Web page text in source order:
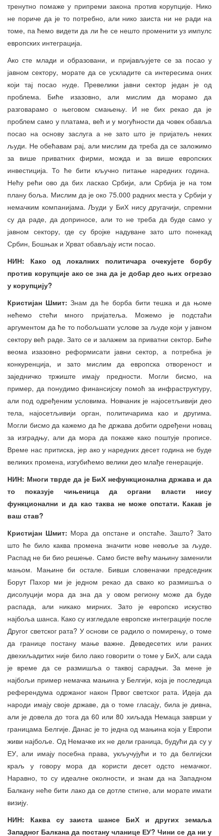
тренутно помаже у припреми закона против корупције. Нико
не пориче да је то потребно, али нико заиста ни не ради на
томе, па ћемо видети да ли ће се нешто променити уз импулс
европских интеграција.
Ако сте млади и образовани, и пријављујете се за посао у
јавном сектору, морате да се ускладите са интересима оних
који тај посао нуде. Превелики јавни сектор један је од
проблема. Биће изазовно, али мислим да морамо да
разговарамо о његовом смањењу. И не бих рекао да је
проблем само у платама, већ и у могућности да човек обавља
посао на основу заслуга а не зато што је пријатељ неких
људи. Не обећавам рај, али мислим да треба да се заложимо
за више приватних фирми, можда и за више европских
инвестиција. То ће бити кључно питање наредних година.
Нећу рећи ово да бих ласкао Србији, али Србија је на том
плану боља. Мислим да је око 75.000 радних места у Србији у
немачким компанијама. Људи у БиХ нису другачији, спремни
су да раде, да доприносе, али то не треба да буде само у
јавном сектору, где су бројке надуване зато што понекад
Србин, Бошњак и Хрват обављају исти посао.
НИН: Како од локалних политичара очекујете борбу
против корупције ако се зна да је добар део њих огрезао
у корупцију?
Кристијан Шмит:Знам да ће борба бити тешка и да њоме
нећемо стећи много пријатеља. Можемо је подстаћи
аргументом да ће то побољшати услове за људе који у јавном
сектору већ раде. Зато се и залажем за приватни сектор. Биће
веома изазовно реформисати јавни сектор, а потребна је
конкуренција, и зато мислим да европска отвореност и
заједничко тржиште имају предности. Могли бисмо, на
пример, да понудимо финансијску помоћ за инфраструктуру,
али под одређеним условима. Новчаник је најосетљивији део
тела, најосетљивији орган, политичарима као и другима.
Могли бисмо да кажемо да ће држава добити одређени новац
за изградњу, али да мора да покаже како поштује прописе.
Време нас притиска, јер ако у наредних десет година не буде
великих промена, изгубићемо велики део млађе генерације.
НИН: Многи тврде да је БиХ нефункционална држава и да
то показује чињеница да органи власти нису
функционални и да као таква не може опстати. Какав је
ваш став?
Кристијан Шмит: Мора да опстане и опстаће. Зашто? Зато
што ће било каква промена значити нове невоље за људе.
Распад не би био решење. Само бисте већу мањину заменили
мањом. Мањине би остале. Бивши словеначки председник
Борут Пахор ми је једном рекао да свако ко размишља о
дисолуцији мора да зна да у овом региону може да буде
распада, али никако мирних. Зато је европско искуство
најбоља шанса. Како су изгледале европске интеграције после
Другог светског рата? У основи се радило о помирењу, о томе
да границе постану мање важне. Деведесетих или раних
двехиљадитих није било лако говорити о томе у БиХ, али сада
је време да се размишља о таквој сарадњи. За мене је
најбољи пример немачка мањина у Белгији, која је последица
референдума одржаног након Првог светског рата. Идеја да
народи имају своје државе, да о томе гласају, била је дивна,
али је довела до тога да 60 или 80 хиљада Немаца заврши у
границама Белгије. Данас је то једна од мањина која у Европи
живи најбоље. Од Немачке их не дели граница, будући да су у
ЕУ, али имају посебна права, укључујући и то да белгијски
краљ у говору мора да користи десет одсто немачког.
Наравно, то су идеалне околности, и знам да на Западном
Балкану неће бити лако да се дотле стигне, али морате имати
визију.
НИН: Каква су заиста шансе БиХ и других земаља
Западног Балкана да постану чланице ЕУ? Чини се да ни у